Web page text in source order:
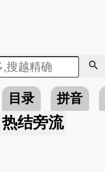
search
目录 拼音
热结旁流